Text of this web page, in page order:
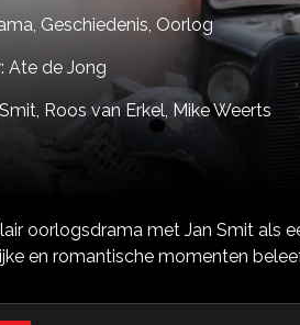
Geschiedenis, Oorlog
Ate de Jong
Roos van Erkel, Mike Weerts
oorlogsdrama met Jan Smit als
en romantische momenten